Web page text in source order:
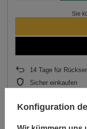
Abonnement
Sie
14 Tage für
Sicher einkaufen
Konfiguration